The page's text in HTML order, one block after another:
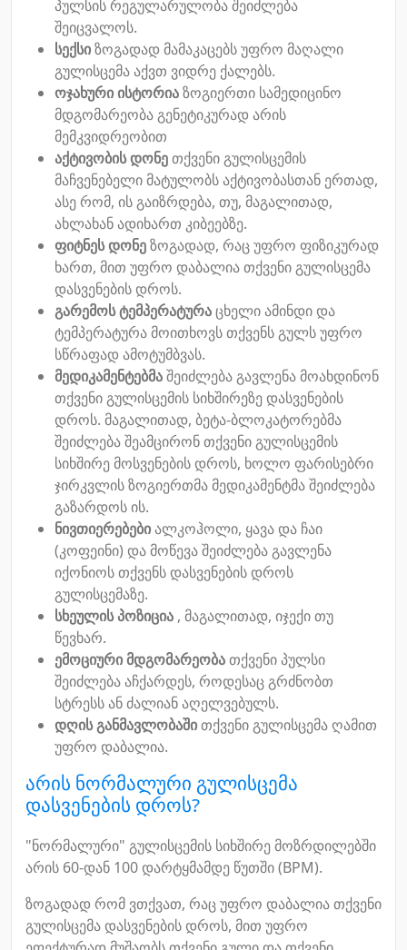
პულსის რეგულარულობა შეიძლება
შეიცვალოს.
სექსიზოგადად მამაკაცებს უფრო მაღალი
გულისცემა აქვთ ვიდრე ქალებს.
ოჯახური ისტორიაზოგიერთი სამედიცინო
მდგომარეობა გენეტიკურად არის
მემკვიდრეობით
აქტივობის დონეთქვენი გულისცემის
მაჩვენებელი მატულობს აქტივობასთან ერთად,
ასე რომ, ის გაიზრდება, თუ, მაგალითად,
ახლახან ადიხართ კიბეებზე.
ფიტნეს დონეზოგადად, რაც უფრო ფიზიკურად
ხართ, მით უფრო დაბალია თქვენი გულისცემა
დასვენების დროს.
გარემოს ტემპერატურაცხელი ამინდი და
ტემპერატურა მოითხოვს თქვენს გულს უფრო
სწრაფად ამოტუმბვას.
მედიკამენტებმაშეიძლება გავლენა მოახდინონ
თქვენი გულისცემის სიხშირეზე დასვენების
დროს. მაგალითად, ბეტა-ბლოკატორებმა
შეიძლება შეამცირონ თქვენი გულისცემის
სიხშირე მოსვენების დროს, ხოლო ფარისებრი
ჯირკვლის ზოგიერთმა მედიკამენტმა შეიძლება
გაზარდოს ის.
ნივთიერებებიალკოჰოლი, ყავა და ჩაი
(კოფეინი) და მოწევა შეიძლება გავლენა
იქონიოს თქვენს დასვენების დროს
გულისცემაზე.
სხეულის პოზიცია , მაგალითად, იჯექი თუ
წევხარ.
ემოციური მდგომარეობათქვენი პულსი
შეიძლება აჩქარდეს, როდესაც გრძნობთ
სტრესს ან ძალიან აღელვებულს.
დღის განმავლობაშითქვენი გულისცემა ღამით
უფრო დაბალია.
არის ნორმალური გულისცემა
დასვენების დროს?
"ნორმალური" გულისცემის სიხშირე მოზრდილებში
არის 60-დან 100 დარტყმამდე წუთში (BPM).
ზოგადად რომ ვთქვათ, რაც უფრო დაბალია თქვენი
გულისცემა დასვენების დროს, მით უფრო